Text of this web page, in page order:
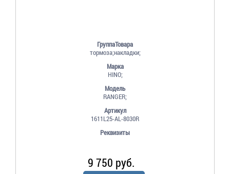
ГруппаТовара
тормоза;накладки;
Марка
HINO;
Модель
RANGER;
Артикул
1611L25-AL-8030R
Реквизиты
9 750 руб.